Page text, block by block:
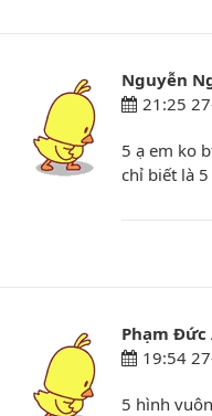
Nguyễn
21:25
5 ạ em ko
chỉ biết là
Phạm Đức
19:54
5 hình